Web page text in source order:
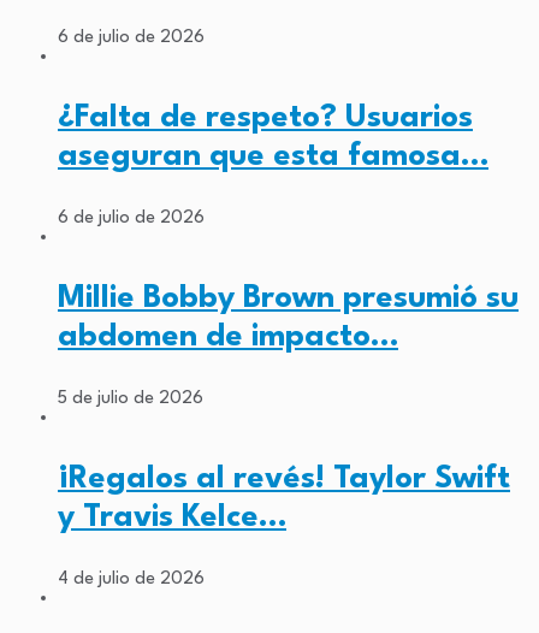
6 de julio de 2026
¿Falta de respeto? Usuarios
aseguran que esta famosa…
6 de julio de 2026
Millie Bobby Brown presumió su
abdomen de impacto…
5 de julio de 2026
¡Regalos al revés! Taylor Swift
y Travis Kelce…
4 de julio de 2026